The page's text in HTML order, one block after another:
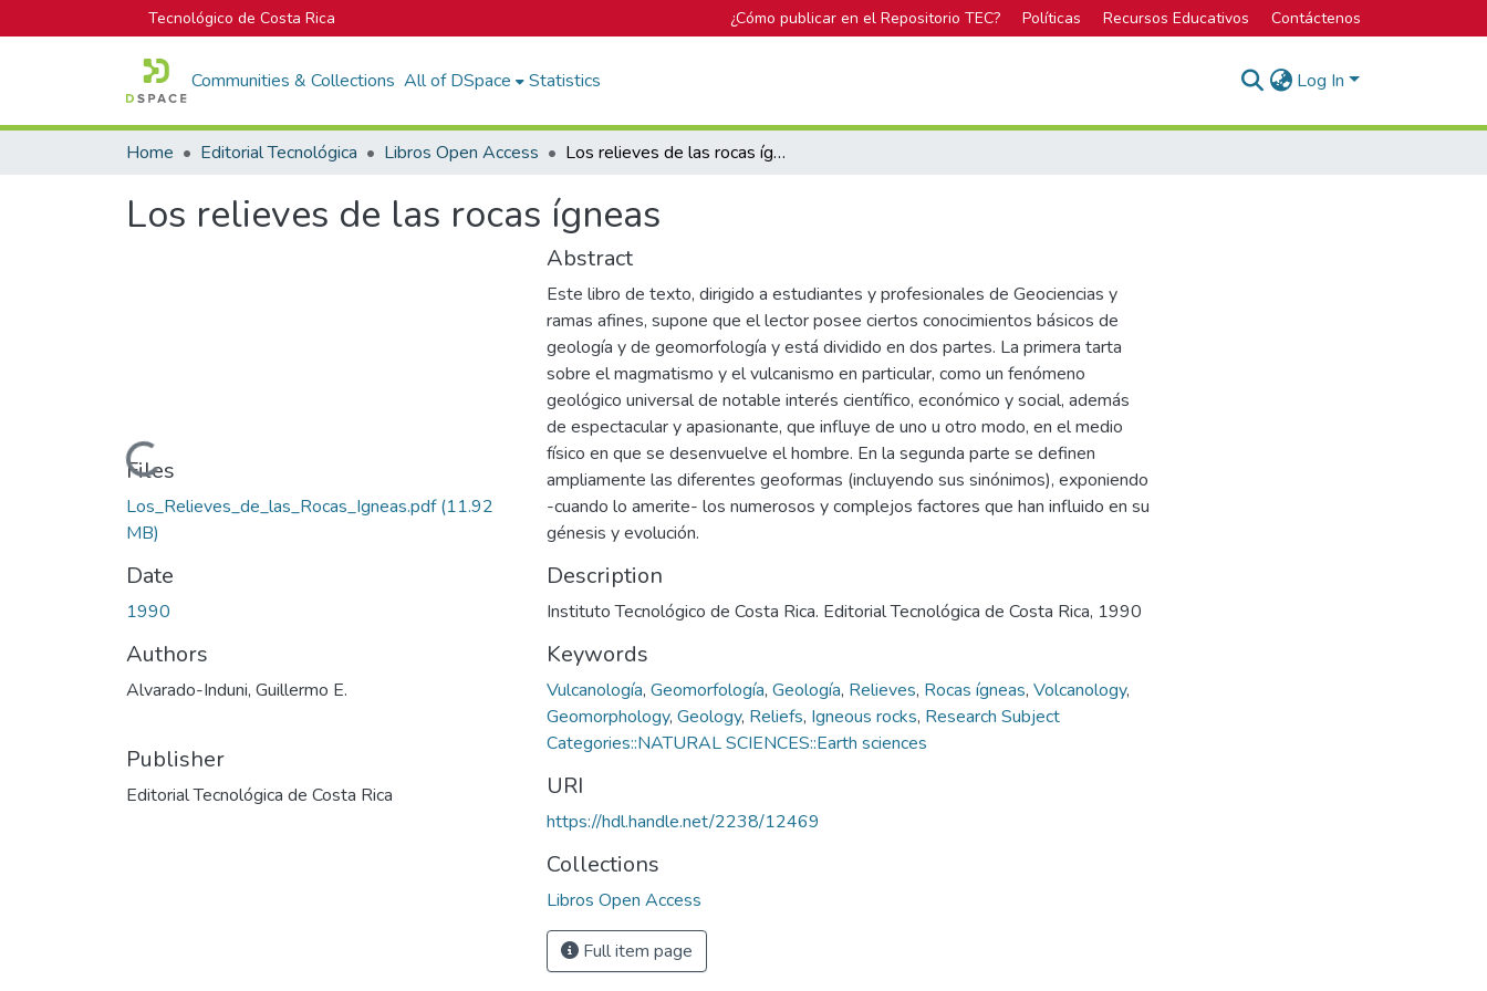
Tecnológico de Costa Rica ¿Cómo publicar en el Repositorio TEC? Políticas Recursos Educativos Contáctenos
Communities & Collections All of DSpace Statistics Log In
Home Editorial Tecnológica Libros Open Access Los relieves de las rocas ígneas
Los relieves de las rocas ígneas
Loading...
Files
Los_Relieves_de_las_Rocas_Igneas.pdf(11.92
MB)
Date
1990
Authors
Alvarado-Induni, Guillermo E.
Publisher
Editorial Tecnológica de Costa Rica
Abstract
Este libro de texto, dirigido a estudiantes y profesionales de Geociencias y
ramas afines, supone que el lector posee ciertos conocimientos básicos de
geología y de geomorfología y está dividido en dos partes. La primera tarta
sobre el magmatismo y el vulcanismo en particular, como un fenómeno
geológico universal de notable interés científico, económico y social, además
de espectacular y apasionante, que influye de uno u otro modo, en el medio
físico en que se desenvuelve el hombre. En la segunda parte se definen
ampliamente las diferentes geoformas (incluyendo sus sinónimos), exponiendo
-cuando lo amerite- los numerosos y complejos factores que han influido en su
génesis y evolución.
Description
Instituto Tecnológico de Costa Rica. Editorial Tecnológica de Costa Rica, 1990
Keywords
Vulcanología, Geomorfología, Geología, Relieves, Rocas ígneas, Volcanology,
Geomorphology, Geology, Reliefs, Igneous rocks, Research Subject
Categories::NATURAL SCIENCES::Earth sciences
URI
https://hdl.handle.net/2238/12469
Collections
Libros Open Access
Full item page